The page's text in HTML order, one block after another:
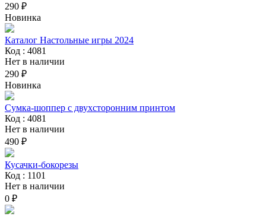
290 ₽
Новинка
Каталог Настольные игры 2024
Код : 4081
Нет в наличии
290 ₽
Новинка
Сумка-шоппер с двухсторонним принтом
Код : 4081
Нет в наличии
490 ₽
Кусачки-бокорезы
Код : 1101
Нет в наличии
0 ₽